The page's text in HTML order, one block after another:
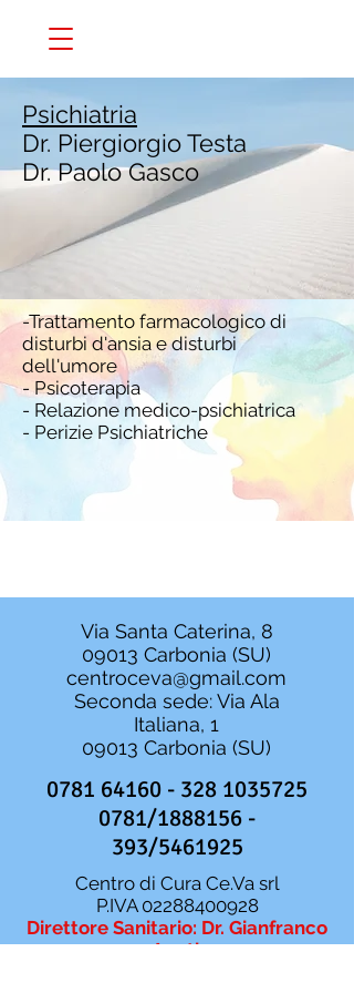
Psichiatria
Dr. Piergiorgio Testa
Dr. Paolo Gasco
-Trattamento farmacologico di
disturbi d'ansia e disturbi
dell'umore
- Psicoterapia
- Relazione medico-psichiatrica
- Perizie Psichiatriche
Via Santa Caterina, 8
09013 Carbonia (SU)
centroceva@gmail.com
Seconda sede: Via Ala
Italiana, 1
09013 Carbonia (SU)
0781 64160 - 328 1035725
0781/1888156 -
393/5461925
Centro di Cura Ce.Va srl
P.IVA 02288400928
Direttore Sanitario: Dr. Gianfranco
Agati